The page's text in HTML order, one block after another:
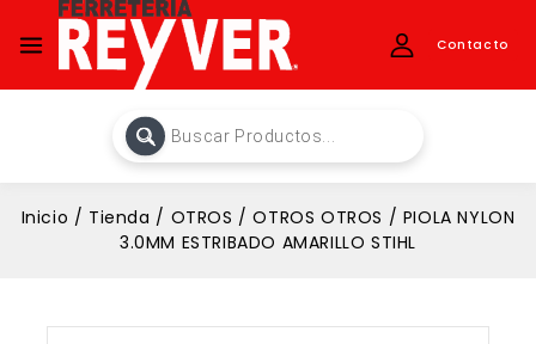
Contacto
Inicio / Tienda / OTROS / OTROS OTROS / PIOLA NYLON
3.0MM ESTRIBADO AMARILLO STIHL